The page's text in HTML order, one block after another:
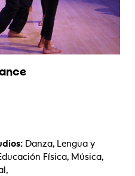
Danza, Lengua y
Física, Música,